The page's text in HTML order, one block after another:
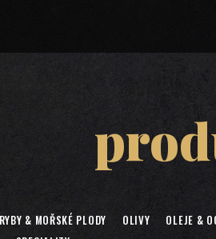
RYBY & MOŘSKÉ PLODY OLIVY OLEJE &